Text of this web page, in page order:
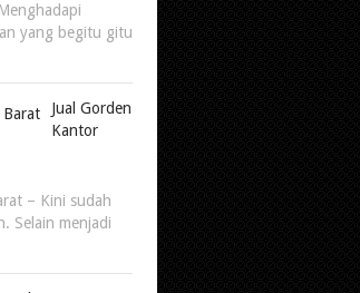
yang begitu gitu
Jual Gorden
Kantor
– Kini sudah
Selain menjadi